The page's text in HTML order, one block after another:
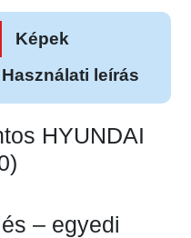
Képek
Használati leírás
HYUNDAI
– egyedi